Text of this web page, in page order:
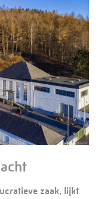
zaak, lijkt